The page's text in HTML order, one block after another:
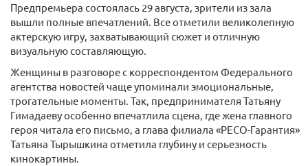
Предпремьера состоялась 29 августа, зрители из зала
вышли полные впечатлений. Все отметили великолепную
актерскую игру, захватывающий сюжет и отличную
визуальную составляющую.
Женщины в разговоре с корреспондентом Федерального
агентства новостей чаще упоминали эмоциональные,
трогательные моменты. Так, предпринимателя Татьяну
Гимадаеву особенно впечатлила сцена, где жена главного
героя читала его письмо, а глава филиала «РЕСО-Гарантия»
Татьяна Тырышкина отметила глубину и серьезность
кинокартины.